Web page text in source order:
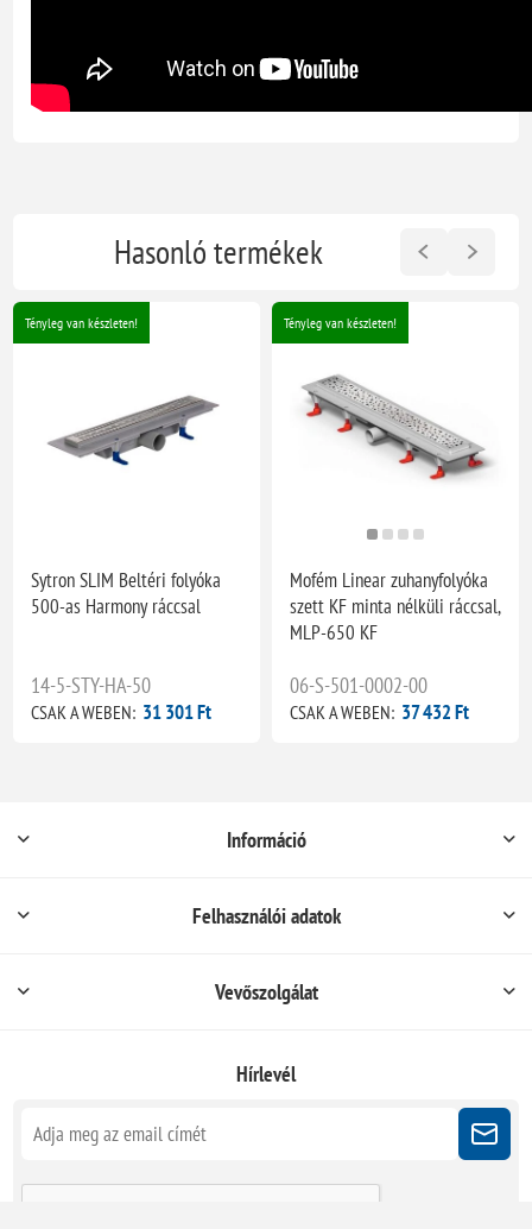
Hasonló termékek
Tényleg van készleten!
Sytron SLIM Beltéri folyóka
500-as Harmony ráccsal
14-5-STY-HA-50
CSAK A WEBEN: 31 301 Ft
Tényleg van készleten!
Mofém Linear zuhanyfolyóka
szett KF minta nélküli ráccsal,
MLP-650 KF
06-S-501-0002-00
CSAK A WEBEN: 37 432 Ft
Információ
Felhasználói adatok
Vevőszolgálat
Hírlevél